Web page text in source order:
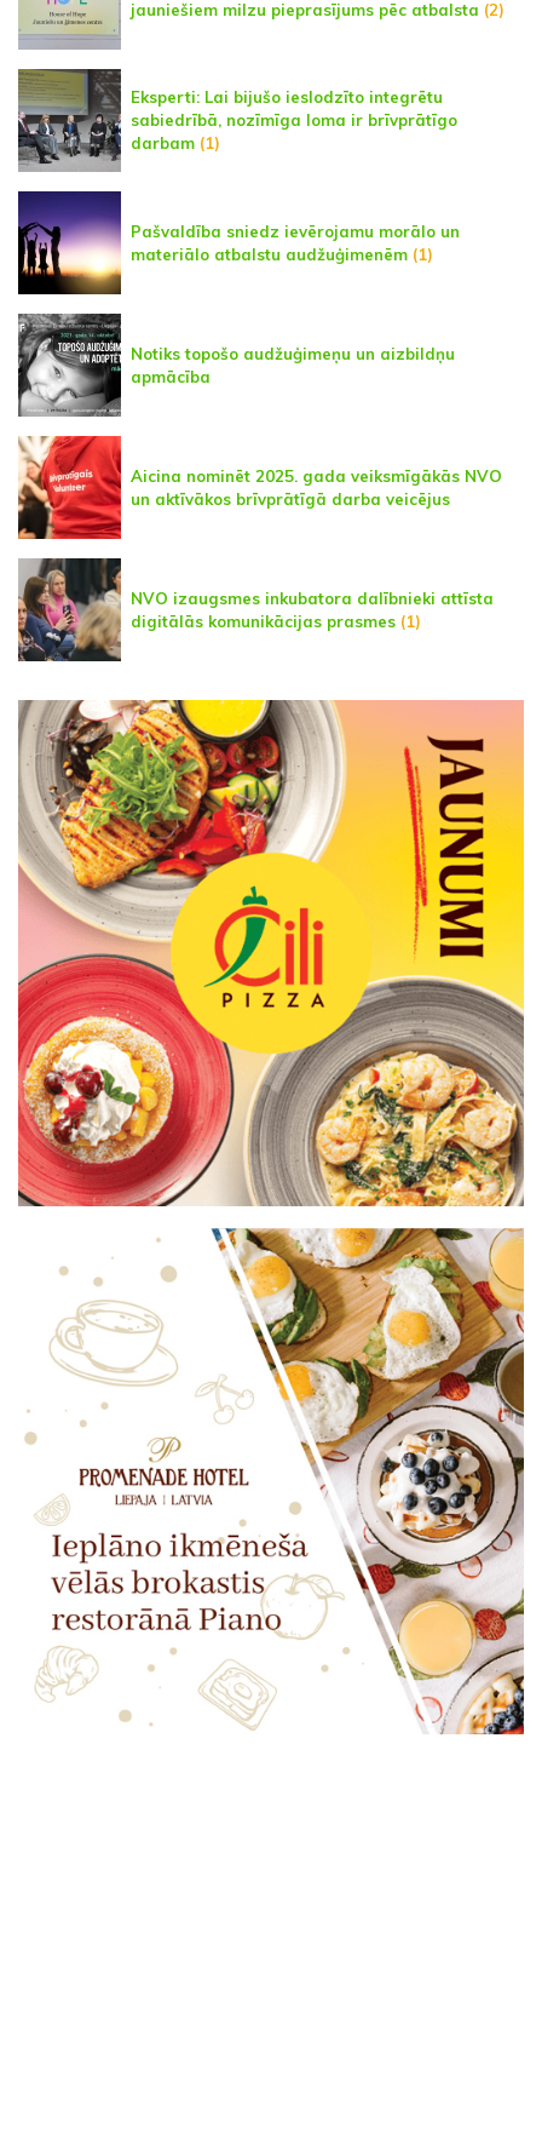
jauniešiem milzu pieprasījums pēc atbalsta (2)
Eksperti: Lai bijušo ieslodzīto integrētu
sabiedrībā, nozīmīga loma ir brīvprātīgo
darbam (1)
Pašvaldība sniedz ievērojamu morālo un
materiālo atbalstu audžuģimenēm (1)
Notiks topošo audžuģimeņu un aizbildņu
apmācība
Aicina nominēt 2025. gada veiksmīgākās NVO
un aktīvākos brīvprātīgā darba veicējus
NVO izaugsmes inkubatora dalībnieki attīsta
digitālās komunikācijas prasmes (1)